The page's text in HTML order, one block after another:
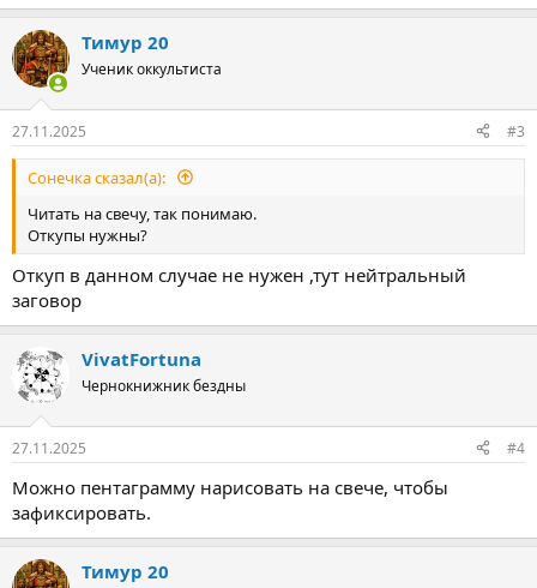
Тимур 20
Ученик оккультиста
27.11.2025 #3
Сонечка сказал(а):
Читать на свечу, так понимаю.
Откупы нужны?
Откуп в данном случае не нужен ,тут нейтральный
заговор
VivatFortuna
Чернокнижник бездны
27.11.2025 #4
Можно пентаграмму нарисовать на свече, чтобы
зафиксировать.
Тимур 20